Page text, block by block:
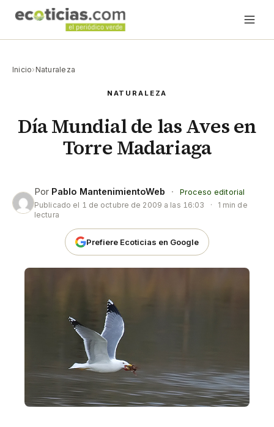
Inicio› Naturaleza
NATURALEZA
Día Mundial de las Aves en
Torre Madariaga
Por Pablo MantenimientoWeb ·
Proceso editorial
Publicado el 1 de octubre de 2009 a las 16:03 ·
1 min de
lectura
Prefiere Ecoticias en Google